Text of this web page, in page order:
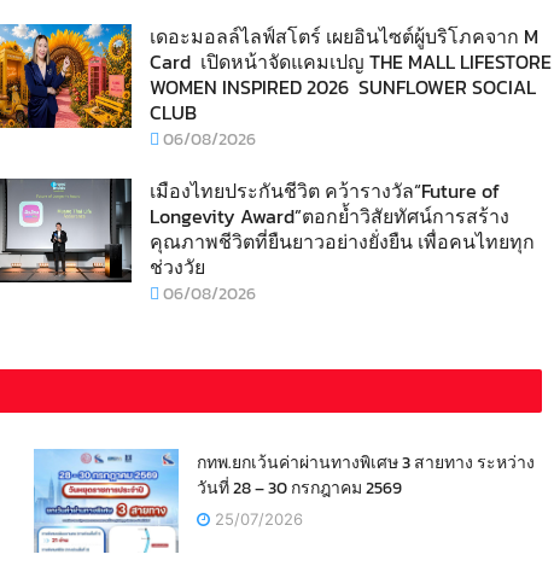
เดอะมอลล์ไลฟ์สโตร์ เผยอินไซต์ผู้บริโภคจาก M
Card เปิดหน้าจัดแคมเปญ THE MALL LIFESTORE
WOMEN INSPIRED 2026 SUNFLOWER SOCIAL
CLUB
06/08/2026
เมืองไทยประกันชีวิต คว้ารางวัล“Future of
Longevity Award”ตอกย้ำวิสัยทัศน์การสร้าง
คุณภาพชีวิตที่ยืนยาวอย่างยั่งยืน เพื่อคนไทยทุก
ช่วงวัย
06/08/2026
กทพ.ยกเว้นค่าผ่านทางพิเศษ 3 สายทาง ระหว่าง
วันที่ 28 – 30 กรกฎาคม 2569
25/07/2026